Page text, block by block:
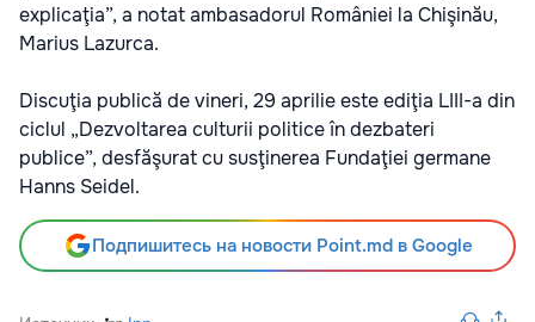
explicaţia”, a notat ambasadorul României la Chişinău,
Marius Lazurca.
Discuţia publică de vineri, 29 aprilie este ediţia LIII-a din
ciclul „Dezvoltarea culturii politice în dezbateri
publice”, desfăşurat cu susţinerea Fundaţiei germane
Hanns Seidel.
Подпишитесь на новости Point.md в Google